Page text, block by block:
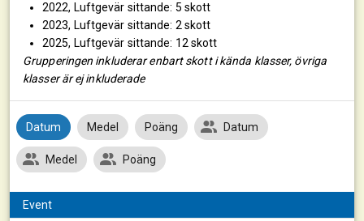
2022, Luftgevär sittande: 5 skott
2023, Luftgevär sittande: 2 skott
2025, Luftgevär sittande: 12 skott
Grupperingen inkluderar enbart skott i kända klasser, övriga
klasser är ej inkluderade
Datum Medel Poäng Datum
Medel Poäng
Event